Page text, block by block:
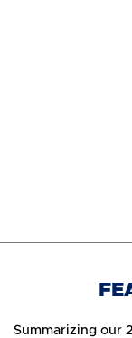
Summarizing our